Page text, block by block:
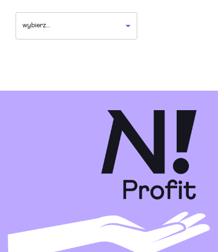
wybierz...